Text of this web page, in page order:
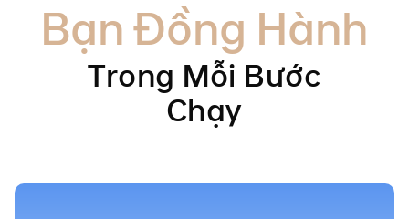
Bạn Đồng Hành
Trong Mỗi Bước
Chạy